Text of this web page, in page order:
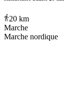
20 km
Marche
Marche nordique